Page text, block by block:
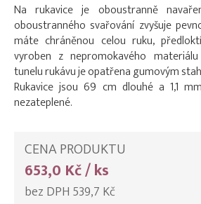
Na rukavice je oboustranně
oboustranného svařování zvyšuje
máte chráněnou celou ruku,
vyroben z nepromokavého
tunelu rukávu je opatřena gumovým
Rukavice jsou 69 cm dlouhé a 1,1
nezateplené.
CENA PRODUKTU
653,0 Kč / ks
bez DPH 539,7 Kč